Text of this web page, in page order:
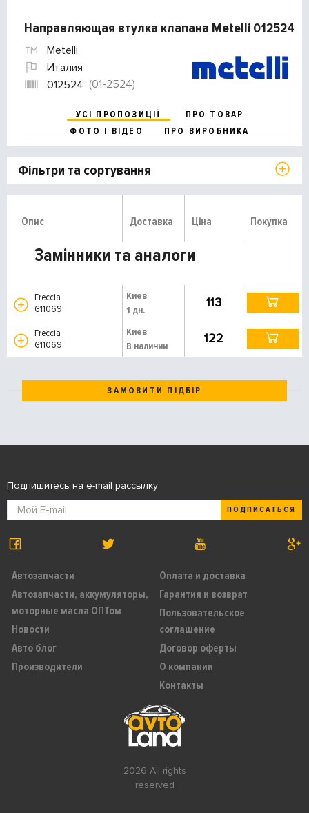
Направляющая втулка клапана Metelli 012524
Metelli
Италия
012524 (01-2524)
УСІ ПРОПОЗИЦІЇ
ПРО ТОВАР
ФОТО І ВІДЕО
ПРО ВИРОБНИКА
Фільтри та сортування
Опис Доставка Ціна Покупка
Замінники та аналоги
Freccia
G11069
Киев
1 дн.
113
Freccia
G11069
Киев
В наличии
122
ЗАМОВИТИ ПІДБІР
2026 All rights
reserved
Автозапчасти
Автозапчасти, аккумуляторы,
моторные масла ОПТом
Новости
Авто блог
Производители
Оплата и доставка
Гарантия и возврат
Пользовательское
соглашение
Договор оферты
О компании
Контакты
Подпишитесь на e-mail рассылку
ПОДПИСАТЬСЯ